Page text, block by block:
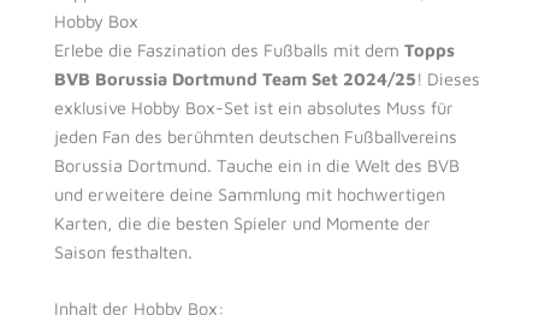
Hobby Box
Erlebe die Faszination des Fußballs mit dem Topps
BVB Borussia Dortmund Team Set 2024/25! Dieses
exklusive Hobby Box-Set ist ein absolutes Muss für
jeden Fan des berühmten deutschen Fußballvereins
Borussia Dortmund. Tauche ein in die Welt des BVB
und erweitere deine Sammlung mit hochwertigen
Karten, die die besten Spieler und Momente der
Saison festhalten.
Inhalt der Hobby Box: